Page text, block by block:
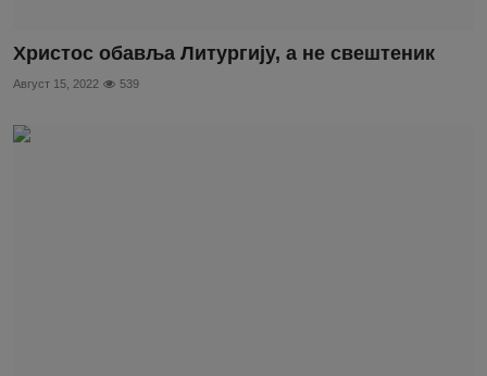
Христос обавља Литургију, а не свештеник
Август 15, 2022 539